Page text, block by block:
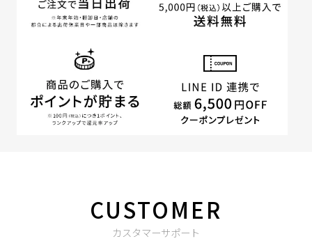
CUSTOMER
カスタマーサポート